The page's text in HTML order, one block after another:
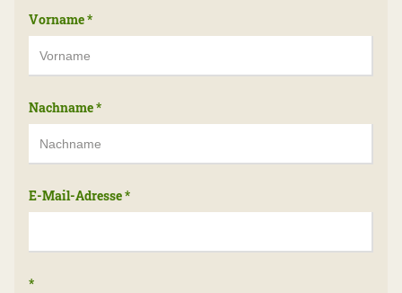
Vorname*
Nachname*
E-Mail-Adresse*
*